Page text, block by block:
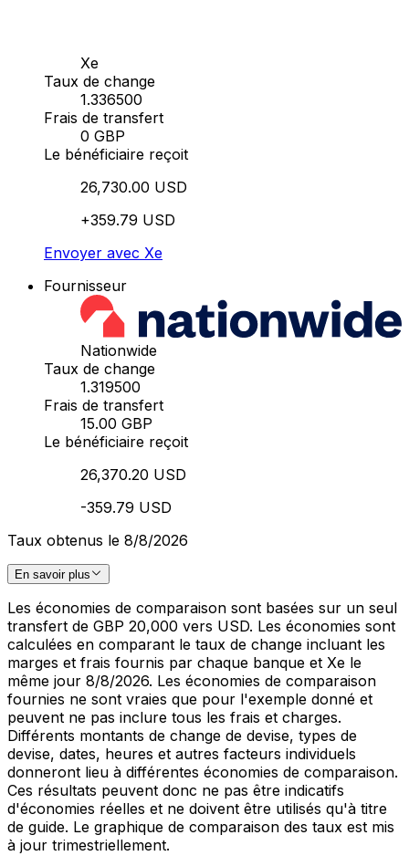
Xe
Taux de change
1.336500
Frais de transfert
0 GBP
Le bénéficiaire reçoit
26,730.00 USD
+359.79 USD
Envoyer avec Xe
Fournisseur
Nationwide
Taux de change
1.319500
Frais de transfert
15.00 GBP
Le bénéficiaire reçoit
26,370.20 USD
-359.79 USD
Taux obtenus le 8/8/2026
En savoir plus
Les économies de comparaison sont basées sur un seul
transfert de GBP 20,000 vers USD. Les économies sont
calculées en comparant le taux de change incluant les
marges et frais fournis par chaque banque et Xe le
même jour 8/8/2026. Les économies de comparaison
fournies ne sont vraies que pour l'exemple donné et
peuvent ne pas inclure tous les frais et charges.
Différents montants de change de devise, types de
devise, dates, heures et autres facteurs individuels
donneront lieu à différentes économies de comparaison.
Ces résultats peuvent donc ne pas être indicatifs
d'économies réelles et ne doivent être utilisés qu'à titre
de guide. Le graphique de comparaison des taux est mis
à jour trimestriellement.